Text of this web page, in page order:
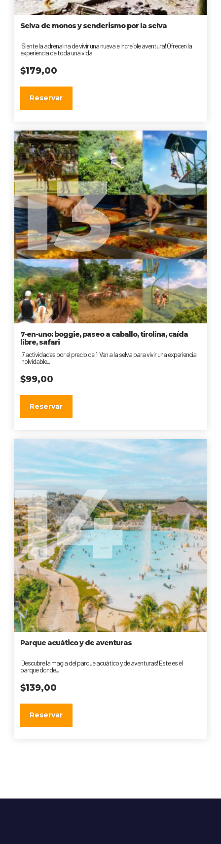
Selva de monos y senderismo por la selva
¡Siente la adrenalina de vivir una nueva e increíble aventura! Ofrecen la
experiencia de toda una vida...
$179,00
Reservar
13
7-en-uno: boggie, paseo a caballo, tirolina, caída
libre, safari
¡7 actividades por el precio de 1! Ven a la selva para vivir una experiencia
inolvidable...
$99,00
Reservar
14
Parque acuático y de aventuras
¡Descubre la magia del parque acuático y de aventuras! Este es el
parque donde...
$139,00
Reservar